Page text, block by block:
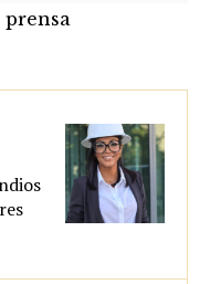
prensa